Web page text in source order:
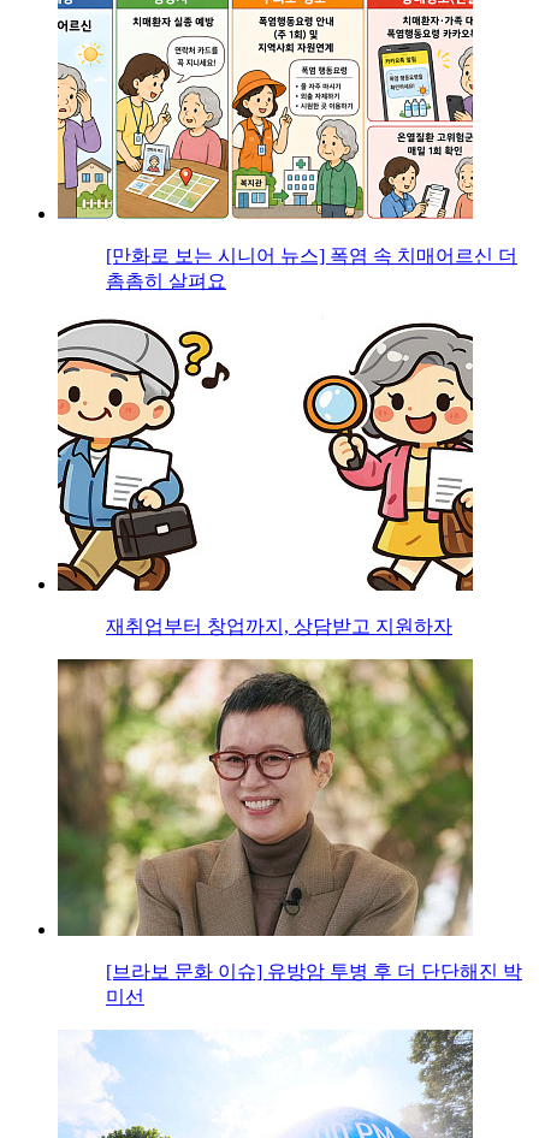
[만화로 보는 시니어 뉴스] 폭염 속 치매어르신 더
촘촘히 살펴요
재취업부터 창업까지, 상담받고 지원하자
[브라보 문화 이슈] 유방암 투병 후 더 단단해진 박
미선